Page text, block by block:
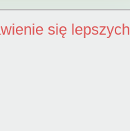
się lepszych